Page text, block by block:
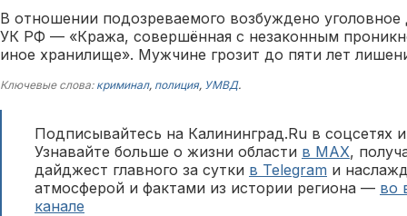
В отношении подозреваемого возбуждено уголовное
УК РФ — «Кража, совершённая с незаконным
иное хранилище». Мужчине грозит до пяти лет
Ключевые слова: криминал, полиция, УМВД.
Подписывайтесь на Калининград.Ru в соцсетях
Узнавайте больше о жизни области в MAX,
дайджест главного за сутки в Telegram и
атмосферой и фактами из истории региона — во
канале